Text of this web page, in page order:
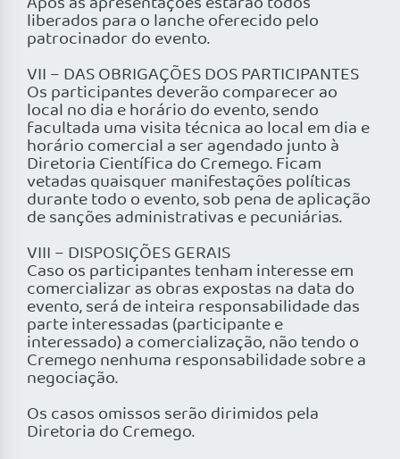
liberados para o lanche oferecido pelo
patrocinador do evento.
VII – DAS OBRIGAÇÕES DOS PARTICIPANTES
Os participantes deverão comparecer ao
local no dia e horário do evento, sendo
facultada uma visita técnica ao local em dia e
horário comercial a ser agendado junto à
Diretoria Científica do Cremego. Ficam
vetadas quaisquer manifestações políticas
durante todo o evento, sob pena de aplicação
de sanções administrativas e pecuniárias.
VIII – DISPOSIÇÕES GERAIS
Caso os participantes tenham interesse em
comercializar as obras expostas na data do
evento, será de inteira responsabilidade das
parte interessadas (participante e
interessado) a comercialização, não tendo o
Cremego nenhuma responsabilidade sobre a
negociação.
Os casos omissos serão dirimidos pela
Diretoria do Cremego.